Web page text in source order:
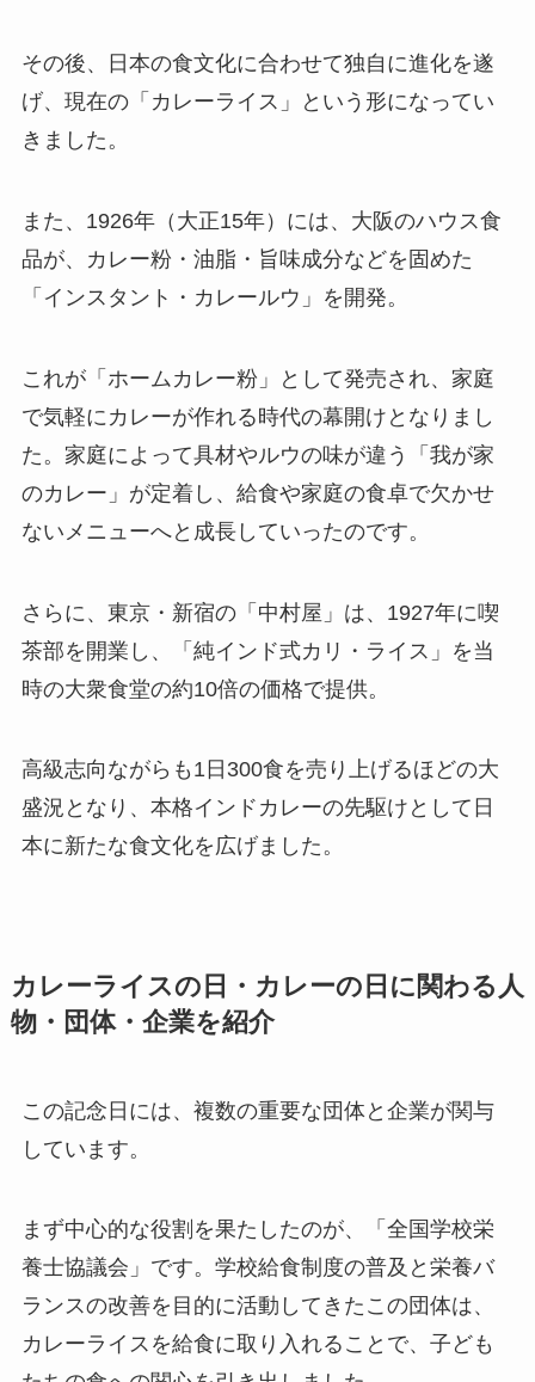
その後、日本の食文化に合わせて独自に進化を遂
げ、現在の「カレーライス」という形になってい
きました。
また、1926年（大正15年）には、大阪のハウス食
品が、カレー粉・油脂・旨味成分などを固めた
「インスタント・カレールウ」を開発。
これが「ホームカレー粉」として発売され、家庭
で気軽にカレーが作れる時代の幕開けとなりまし
た。家庭によって具材やルウの味が違う「我が家
のカレー」が定着し、給食や家庭の食卓で欠かせ
ないメニューへと成長していったのです。
さらに、東京・新宿の「中村屋」は、1927年に喫
茶部を開業し、「純インド式カリ・ライス」を当
時の大衆食堂の約10倍の価格で提供。
高級志向ながらも1日300食を売り上げるほどの大
盛況となり、本格インドカレーの先駆けとして日
本に新たな食文化を広げました。
カレーライスの日・カレーの日に関わる人
物・団体・企業を紹介
この記念日には、複数の重要な団体と企業が関与
しています。
まず中心的な役割を果たしたのが、「全国学校栄
養士協議会」です。学校給食制度の普及と栄養バ
ランスの改善を目的に活動してきたこの団体は、
カレーライスを給食に取り入れることで、子ども